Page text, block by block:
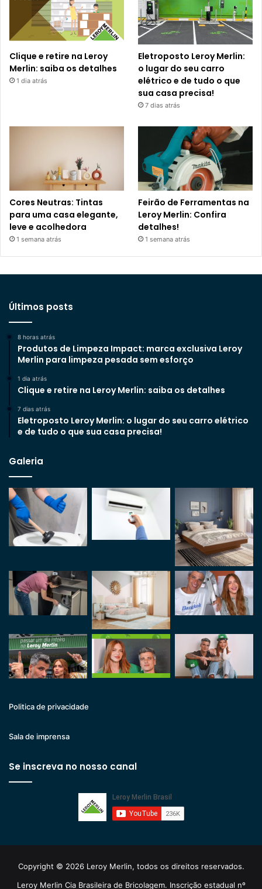
Clique e retire na Leroy
Merlin: saiba os detalhes
1 dia atrás
Eletroposto Leroy Merlin:
o lugar do seu carro
elétrico e de tudo o que
sua casa precisa!
7 dias atrás
Cores Neutras: Tintas
para uma casa elegante,
leve e acolhedora
1 semana atrás
Feirão de Ferramentas na
Leroy Merlin: Confira
detalhes!
1 semana atrás
Últimos posts
8 horas atrás
Produtos de Limpeza Impact: marca exclusiva Leroy
Merlin para limpeza pesada sem esforço
1 dia atrás
Clique e retire na Leroy Merlin: saiba os detalhes
7 dias atrás
Eletroposto Leroy Merlin: o lugar do seu carro elétrico
e de tudo o que sua casa precisa!
Galeria
Politica de privacidade
Sala de imprensa
Se inscreva no nosso canal
Copyright © 2026 Leroy Merlin, todos os direitos reservados.
Leroy Merlin Cia Brasileira de Bricolagem. Inscrição estadual nº